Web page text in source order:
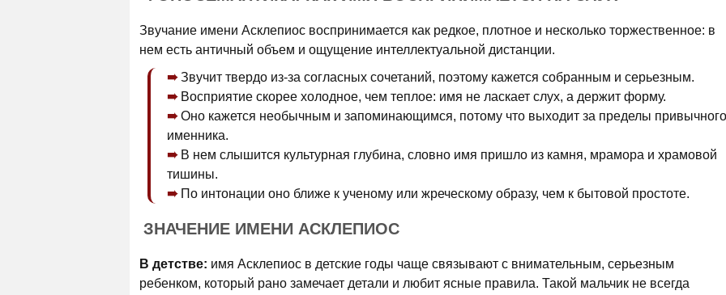
Звучание имени Асклепиос воспринимается как редкое, плотное и несколько торжественное: в
нем есть античный объем и ощущение интеллектуальной дистанции.
Звучит твердо из-за согласных сочетаний, поэтому кажется собранным и серьезным.
Восприятие скорее холодное, чем теплое: имя не ласкает слух, а держит форму.
Оно кажется необычным и запоминающимся, потому что выходит за пределы привычного
именника.
В нем слышится культурная глубина, словно имя пришло из камня, мрамора и храмовой
тишины.
По интонации оно ближе к ученому или жреческому образу, чем к бытовой простоте.
ЗНАЧЕНИЕ ИМЕНИ АСКЛЕПИОС
В детстве: имя Асклепиос в детские годы чаще связывают с внимательным, серьезным
ребенком, который рано замечает детали и любит ясные правила. Такой мальчик не всегда